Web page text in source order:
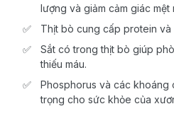
lượng và giảm cảm giác mệt
Thịt bò cung cấp protein và
Sắt có trong thịt bò giúp
thiếu máu.
Phosphorus và các khoáng
trọng cho sức khỏe của